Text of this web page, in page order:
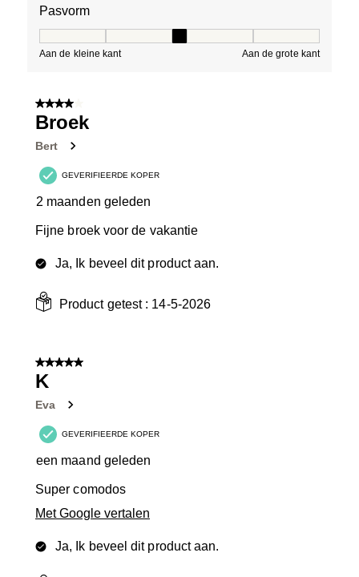
Pasvorm
Aan de kleine kant Aan de grote kant
4 van 5 sterren.
Broek
Bert
GEVERIFIEERDE KOPER
2 maanden geleden
Fijne broek voor de vakantie
Ja, Ik beveel dit product aan.
Product getest : 14-5-2026
5 van 5 sterren.
K
Eva
GEVERIFIEERDE KOPER
een maand geleden
Super comodos
Met Google vertalen
Ja, Ik beveel dit product aan.